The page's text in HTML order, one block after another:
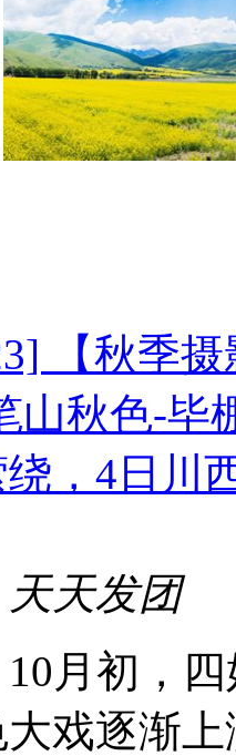
【秋季
山秋色-毕
，4日川
天天发团
月初，
戏逐渐